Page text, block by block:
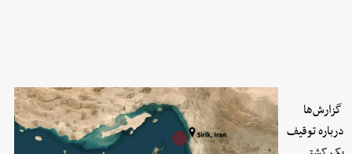
گزارش‌ها
درباره توقیف